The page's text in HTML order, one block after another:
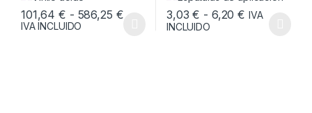
101,64€ - 586,25 €Rango de precios: desde 101,64 €
IVA INCLUIDO
Este producto tiene múltiples variantes. Las opciones se
3,03€ - 6,20€Rango de
IVA
INCLUIDO
Este producto tiene múltiples